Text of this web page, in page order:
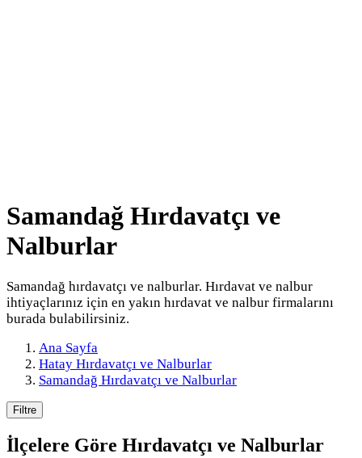
Samandağ Hırdavatçı ve
Nalburlar
Samandağ hırdavatçı ve nalburlar. Hırdavat ve nalbur
ihtiyaçlarınız için en yakın hırdavat ve nalbur firmalarını
burada bulabilirsiniz.
Ana Sayfa
Hatay Hırdavatçı ve Nalburlar
Samandağ Hırdavatçı ve Nalburlar
Filtre
İlçelere Göre Hırdavatçı ve Nalburlar